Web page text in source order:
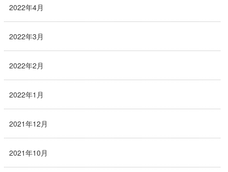
2022年4月
2022年3月
2022年2月
2022年1月
2021年12月
2021年10月